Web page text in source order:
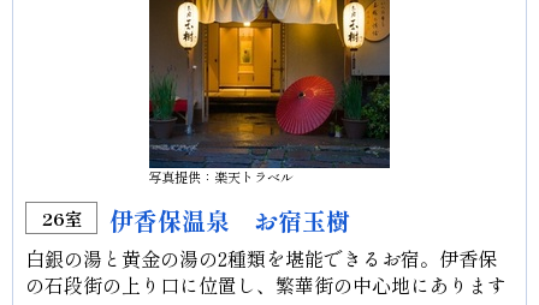
写真提供：楽天トラベル
26室 伊香保温泉 お宿玉樹
白銀の湯と黄金の湯の2種類を堪能できるお宿。伊香保
の石段街の上り口に位置し、繁華街の中心地にあります